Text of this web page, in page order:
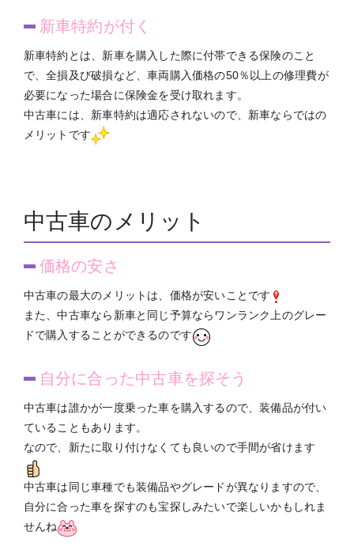
新車特約が付く
新車特約 とは、新車を購入した際に付帯できる保険のこと
で、全損及び破損など、車両購入価格の50％以上の修理費が
必要になった場合に保険金を受け取れます。
中古車には、新車特約は適応されないので、新車ならではの
メリットです
中古車のメリット
価格の安さ
中古車の最大のメリットは、価格が安いことです
また、中古車なら新車と同じ予算ならワンランク上のグレー
ドで購入することができるのです
自分に合った中古車を探そう
中古車は誰かが一度乗った車を購入するので、装備品が付い
ていることもあります。
なので、新たに取り付けなくても良いので手間が省けます
中古車は同じ車種でも装備品やグレードが異なりますので、
自分に合った車を探すのも宝探しみたいで楽しいかもしれま
せんね